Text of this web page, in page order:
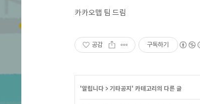
카카오맵 팀 드림
공감 구독하기
'알립니다> 기타공지 ' 카테고리의 다른 글